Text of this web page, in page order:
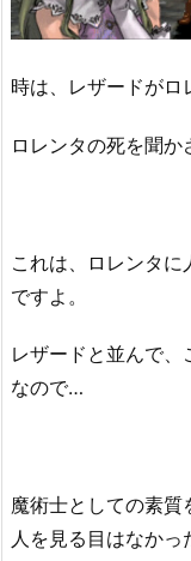
時は、レザードがロ
ロレンタの死を聞
これは、ロレンタ
ですよ。
レザードと並んで、
なので…
魔術士としての素質
人を見る目はなかっ